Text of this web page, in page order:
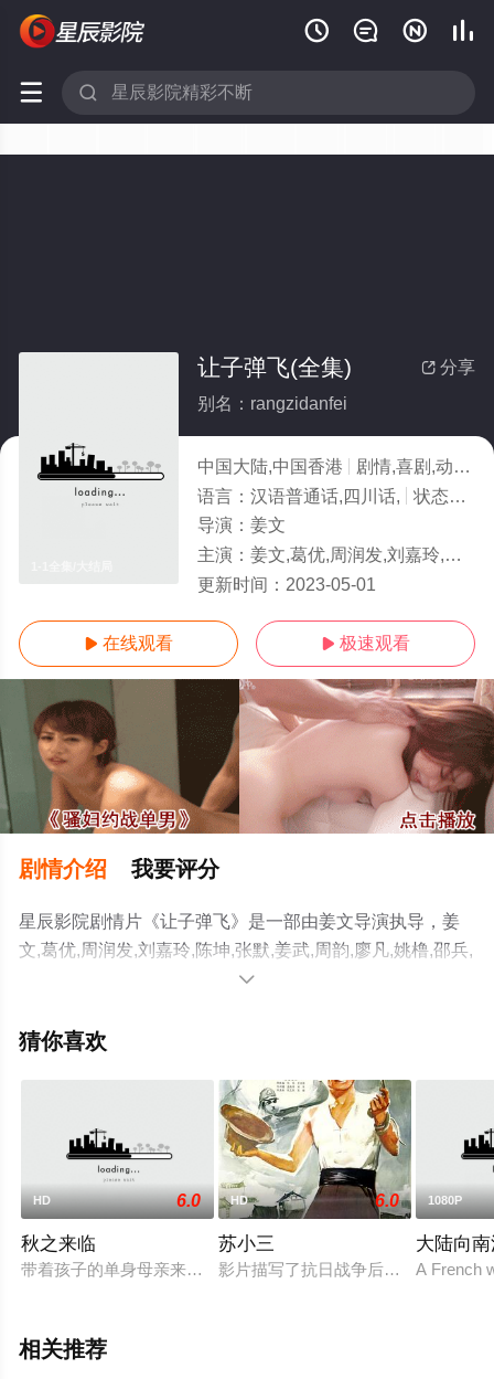
   
 
 分享
让子弹飞(全集)
别名：rangzidanfei
中国大陆,中国香港
剧情,喜剧,动作,西部
语言： 汉语普通话,四川话, 状态：
导演： 姜文
主演： 姜文,葛优,周润发,刘嘉玲,陈坤,张默,姜武,周韵,廖凡,姚橹,邵兵,苗圃,冯小刚,胡军,马珂,白冰,杜奕衡,李静,胡明,危
更新时间： 2023-05-01
 在线观看  极速观看
剧情介绍 我要评分
星辰影院剧情片《让子弹飞》是一部由姜文导演执导，姜
文,葛优,周润发,刘嘉玲,陈坤,张默,姜武,周韵,廖凡,姚橹,邵兵,
苗圃,冯小刚,胡军,马珂,白冰,杜奕衡,李静,胡明,危笑,杨奇雨,
情已揭晓（1-1全集），手机免费观看高清无删减完整版电
电视猫或剧情网等平台了解。

猜你喜欢
HD 6.0
秋之来临
带着孩子的单身母亲来到东京打拼，孩子寄居在开杂货店的叔
HD 6.0
苏小三
影片描写了抗日战争后期，在江南水
1080P
大陆向
A French
相关推荐